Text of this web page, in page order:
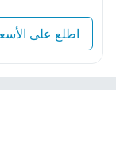
اطلع على